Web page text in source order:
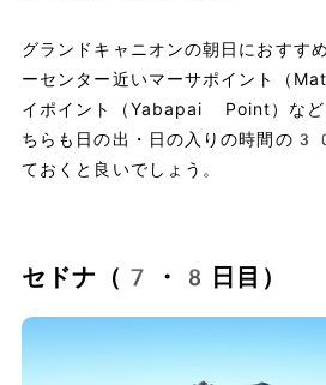
グランドキャニオンの朝日におすす
ーセンター近いマーサポイント（
イポイント（Yabapai Point）など
ちらも日の出・日の入りの時間の
ておくと良いでしょう。
セドナ（7・8日目）